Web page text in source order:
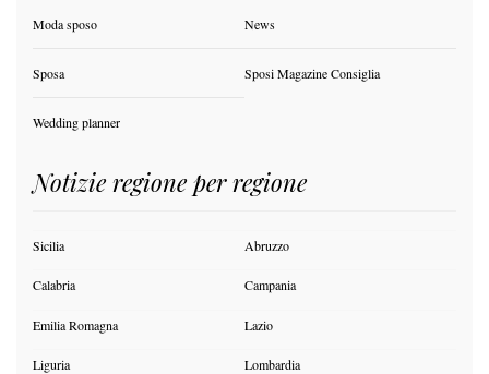
Moda sposo News
Sposa Sposi Magazine Consiglia
Wedding planner
Notizie regione per regione
Sicilia Abruzzo
Calabria Campania
Emilia Romagna Lazio
Liguria Lombardia